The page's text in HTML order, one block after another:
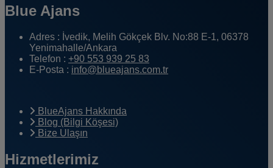
Blue Ajans
Adres : İvedik, Melih Gökçek Blv. No:88 E-1, 06378
Yenimahalle/Ankara
Telefon : +90 553 939 25 83
E-Posta : info@blueajans.com.tr
BlueAjans Hakkında
Blog (Bilgi Köşesi)
Bize Ulaşın
Hizmetlerimiz